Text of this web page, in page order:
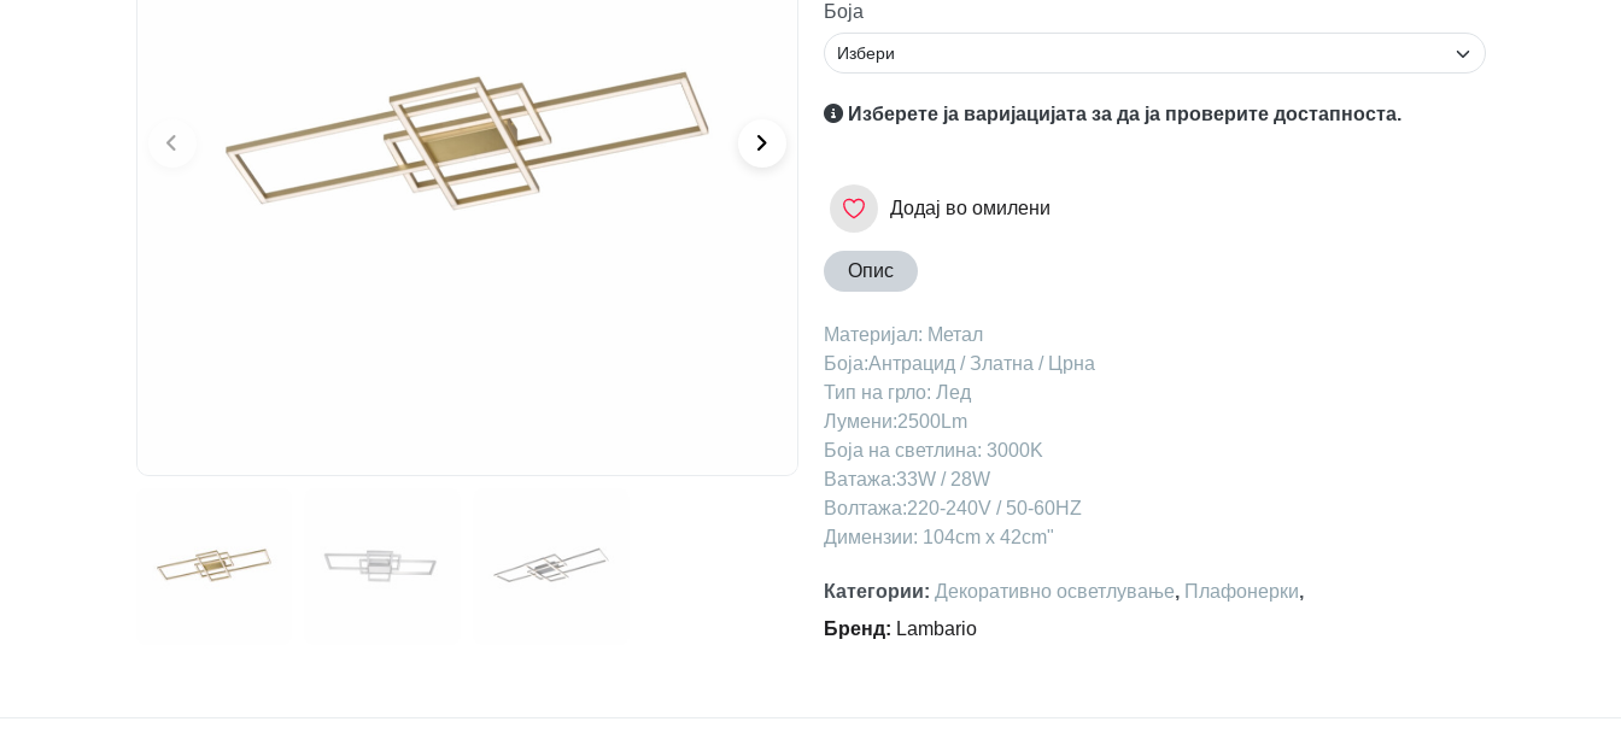
Боја
Изберете ја варијацијата за да ја проверите достапноста.
Додај во омилени
Опис
Материјал: Метал
Боја:Антрацид / Златна / Црна
Тип на грло: Лед
Лумени:2500Lm
Боја на светлина: 3000K
Ватажа:33W / 28W
Волтажа:220-240V / 50-60HZ
Димензии: 104cm x 42cm"
Категории: Декоративно осветлување, Плафонерки,
Бренд: Lambario